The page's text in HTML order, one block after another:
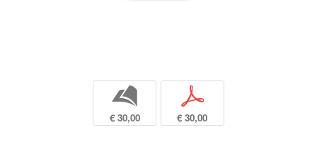
b
€ 30,00
p
€ 30,00